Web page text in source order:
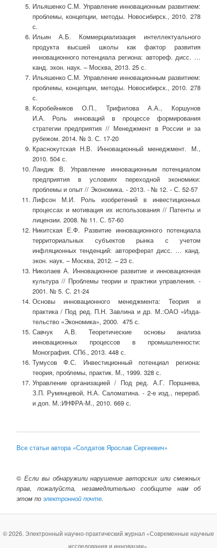
Ильяшенко С.М. Управление инновационным развитием:
проблемы, концепции, методы. Новосибирск., 2010. 278
с.
Ильин А.Б. Коммерциализация интеллектуального
продукта высшей школы как фактор развития
инновационного потенциала региона: автореф. дисс. …
канд. экон. наук. – Москва, 2013. 25 с.
Ильяшенко С.М. Управление инновационным развитием:
проблемы, концепции, методы. Новосибирск., 2010. 278
с.
Коробейников О.П., Трифилова А.А., Коршунов
И.А. Роль инноваций в про­цессе формирования
стратегии пред­приятия // Менеджмент в России и за
рубежом. 2014. № 3. С. 17-20
Краснокутская Н.В. Инновационный менеджмент. М.,
2010. 504 с.
Ландик В. Управление инновационным потенциалом
предприятия в условиях переходной экономики:
проблемы и опыт // Экономика. - 2013. - № 12. - С. 52-57
Лифсон М.И. Роль изобретений в инвестиционных
процессах и мотивация их использования // Патенты и
лицензии. 2008. № 11. С. 57-60
Никитская Е.Ф. Развитие инновационного потенциала
территориальных субъектов рынка с учетом
инфляционных тенденций: автореферат дисс. … канд.
экон. наук. – Москва, 2012. – 23 с.
Николаев А. Инновационное развитие и инновационная
культура // Проблемы теории и практики управления. -
2001. № 5. С. 21-24
Основы инновационного менеджмента: Теория и
практика / Под ред. П.Н. Завлина и др. М.:ОАО «Изда­
тельство «Экономика», 2000. 475 с.
Савчук А.В. Теоретические основы анализа
инновационных процессов в промышленности:
Монография. СПб., 2013. 448 с.
Тумусов Ф.С. Инвестиционный потенциал региона:
теория, проблемы, практик. М., 1999. 328 с.
Управление организацией / Под ред. А.Г. Поршнева,
З.П. Румянцевой, Н.А. Саломатина. - 2-е изд., перераб.
и доп. М.:ИНФРА-М., 2010. 669 с.
Все статьи автора «Солдатов Ярослав Сергеевич»
© Если вы обнаружили нарушение авторских или смежных
прав, пожалуйста, незамедлительно сообщите нам об
этом поэлектронной почте.
© 2026. Электронный научно-практический журнал «Современные научные
исследования и инновации».